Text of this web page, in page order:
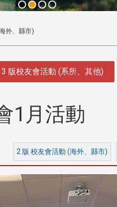
外、縣市)
3 版校友會活動 (系所、其他)
1月活動
2 版 校友會活動 (海外、縣市)